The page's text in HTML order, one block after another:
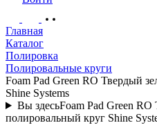
Главная
Каталог
Полировка
Полировальные круги
Foam Pad Green RO Твердый
Shine Systems
Вы здесьFoam Pad Green
полировальный круг Shine